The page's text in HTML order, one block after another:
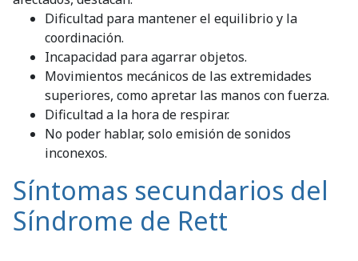
Dificultad para mantener el equilibrio y la
coordinación.
Incapacidad para agarrar objetos.
Movimientos mecánicos de las extremidades
superiores, como apretar las manos con fuerza.
Dificultad a la hora de respirar.
No poder hablar, solo emisión de sonidos
inconexos.
Síntomas secundarios del
Síndrome de Rett